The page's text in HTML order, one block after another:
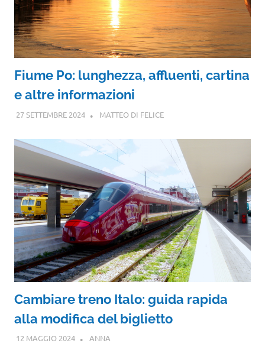
Fiume Po: lunghezza, affluenti, cartina
e altre informazioni
27 SETTEMBRE 2024 MATTEO DI FELICE
Cambiare treno Italo: guida rapida
alla modifica del biglietto
12 MAGGIO 2024 ANNA